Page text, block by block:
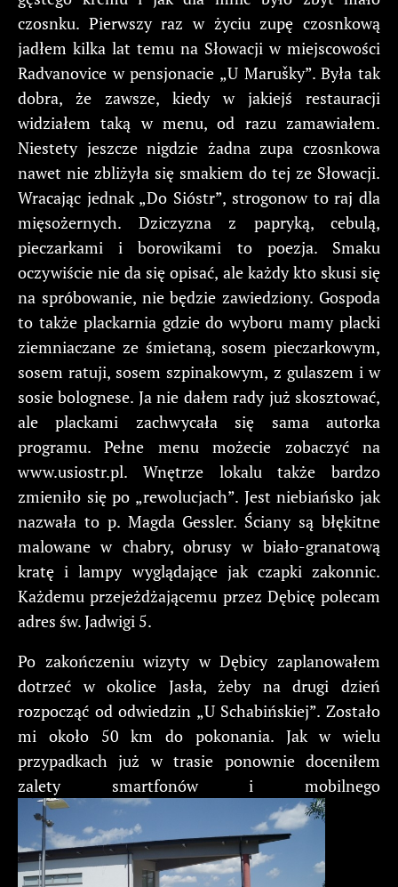
czosnku. Pierwszy raz w życiu zupę czosnkową
jadłem kilka lat temu na Słowacji w miejscowości
Radvanovice w pensjonacie „U Marušky”. Była tak
dobra, że zawsze, kiedy w jakiejś restauracji
widziałem taką w menu, od razu zamawiałem.
Niestety jeszcze nigdzie żadna zupa czosnkowa
nawet nie zbliżyła się smakiem do tej ze Słowacji.
Wracając jednak „Do Sióstr”, strogonow to raj dla
mięsożernych. Dziczyzna z papryką, cebulą,
pieczarkami i borowikami to poezja. Smaku
oczywiście nie da się opisać, ale każdy kto skusi się
na spróbowanie, nie będzie zawiedziony. Gospoda
to także plackarnia gdzie do wyboru mamy placki
ziemniaczane ze śmietaną, sosem pieczarkowym,
sosem ratuji, sosem szpinakowym, z gulaszem i w
sosie bolognese. Ja nie dałem rady już skosztować,
ale plackami zachwycała się sama autorka
programu. Pełne menu możecie zobaczyć na
www.usiostr.pl. Wnętrze lokalu także bardzo
zmieniło się po „rewolucjach”. Jest niebiańsko jak
nazwała to p. Magda Gessler. Ściany są błękitne
malowane w chabry, obrusy w biało-granatową
kratę i lampy wyglądające jak czapki zakonnic.
Każdemu przejeżdżającemu przez Dębicę polecam
adres św. Jadwigi 5.
Po zakończeniu wizyty w Dębicy zaplanowałem
dotrzeć w okolice Jasła, żeby na drugi dzień
rozpocząć od odwiedzin „U Schabińskiej”. Zostało
mi około 50 km do pokonania. Jak w wielu
przypadkach już w trasie ponownie doceniłem
zalety smartfonów i mobilnego